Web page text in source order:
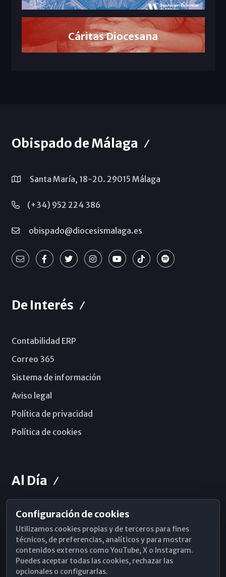
Cáritas Diocesana
Obispado de Málaga
Santa María, 18-20. 29015 Málaga
(+34) 952 224 386
obispado@diocesismalaga.es
De Interés
Contabilidad ERP
Correo 365
Sistema de información
Aviso legal
Política de privacidad
Política de cookies
Al Día
Horarios de Misa
Hemeroteca
WhatsApp
Configuración de cookies
Utilizamos cookies propias y de terceros para fines
técnicos, de preferencias, analíticos y para mostrar
contenidos externos como YouTube, X o Instagram.
Puedes aceptar todas las cookies, rechazar las
opcionales o configurarlas.